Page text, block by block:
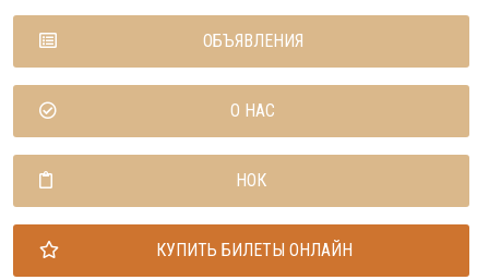
ОБЪЯВЛЕНИЯ
О НАС
НОК
КУПИТЬ БИЛЕТЫ ОНЛАЙН